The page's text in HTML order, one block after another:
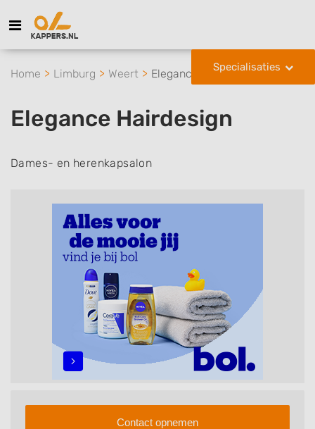
Specialisaties
Home Limburg Weert Elegance Hairdesign
Elegance Hairdesign
Dames- en herenkapsalon
Contact opnemen